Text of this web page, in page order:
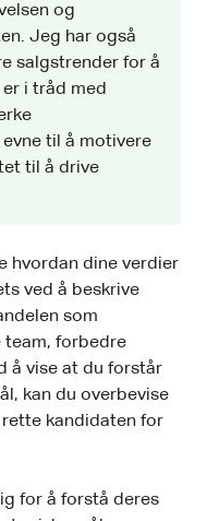
og
Jeg har også
salgstrender for å
i tråd med
til å motivere
til å drive
hvordan dine verdier
ved å beskrive
som
team, forbedre
å vise at du forstår
kan du overbevise
kandidaten for
for å forstå deres